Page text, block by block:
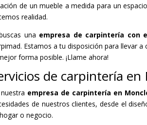
de un mueble a medida para un
realidad.
una empresa de carpintería con
Estamos a tu disposición para llevar
forma posible. ¡Llame ahora!
de carpintería en
empresa de carpintería en
de nuestros clientes, desde el
o negocio.